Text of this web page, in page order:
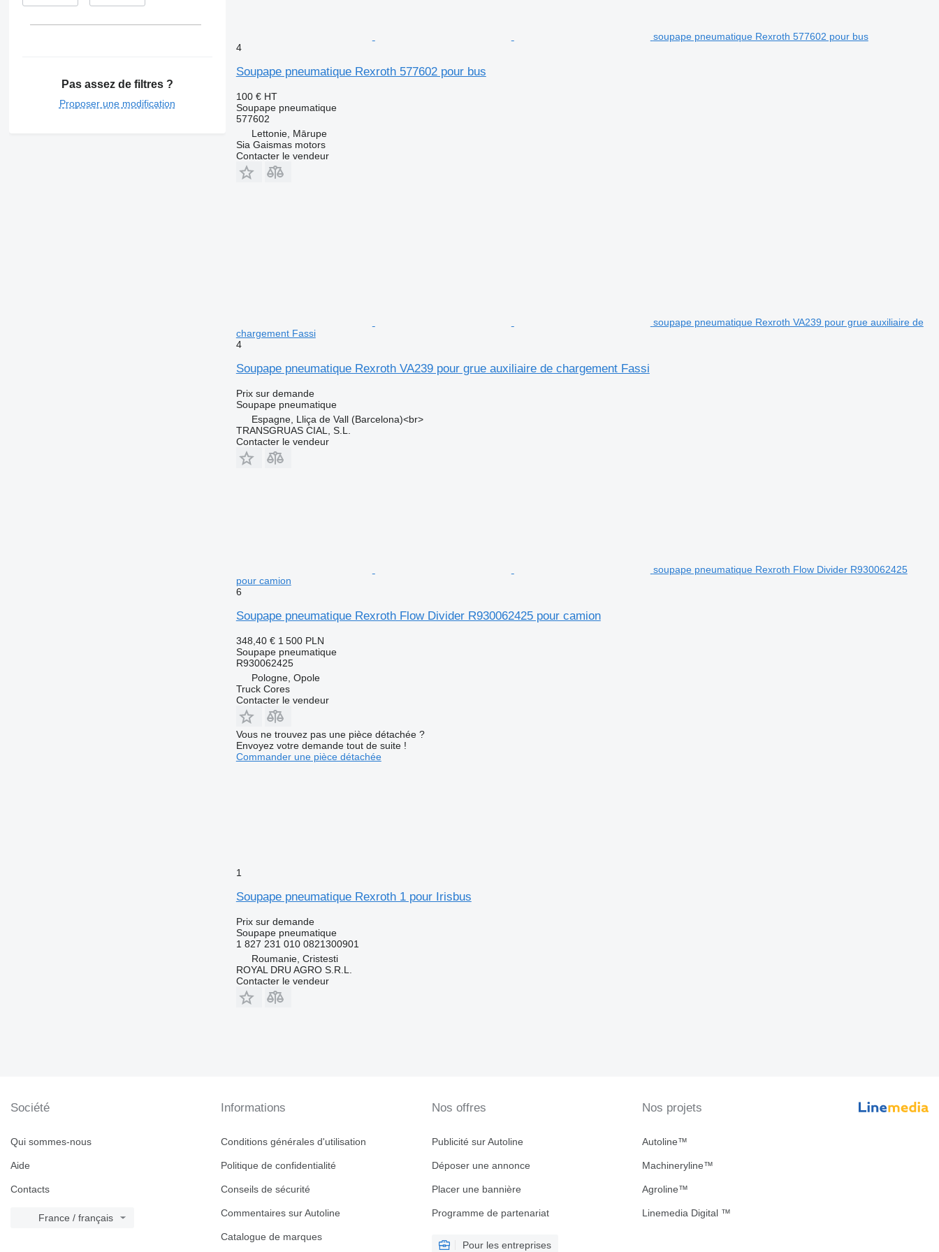
Pas assez de filtres ?
Proposer une modification
soupape pneumatique Rexroth 577602 pour bus
4
Soupape pneumatique Rexroth 577602 pour bus
100 € HT
Soupape pneumatique
577602
Lettonie, Mārupe
Sia Gaismas motors
Contacter le vendeur
soupape pneumatique Rexroth VA239 pour grue auxiliaire de
chargement Fassi
4
Soupape pneumatique Rexroth VA239 pour grue auxiliaire de chargement Fassi
Prix sur demande
Soupape pneumatique
Espagne, Lliça de Vall (Barcelona)<br>
TRANSGRUAS CIAL, S.L.
Contacter le vendeur
soupape pneumatique Rexroth Flow Divider R930062425
pour camion
6
Soupape pneumatique Rexroth Flow Divider R930062425 pour camion
348,40 € 1 500 PLN
Soupape pneumatique
R930062425
Pologne, Opole
Truck Cores
Contacter le vendeur
Vous ne trouvez pas une pièce détachée ?
Envoyez votre demande tout de suite !
Commander une pièce détachée
1
Soupape pneumatique Rexroth 1 pour Irisbus
Prix sur demande
Soupape pneumatique
1 827 231 010 0821300901
Roumanie, Cristesti
ROYAL DRU AGRO S.R.L.
Contacter le vendeur
Société
Qui sommes-nous
Aide
Contacts
France / français
Informations
Conditions générales d'utilisation
Politique de confidentialité
Conseils de sécurité
Commentaires sur Autoline
Catalogue de marques
Nos offres
Publicité sur Autoline
Déposer une annonce
Placer une bannière
Programme de partenariat
Pour les entreprises
Nos projets
Autoline™
Machineryline™
Agroline™
Linemedia Digital ™